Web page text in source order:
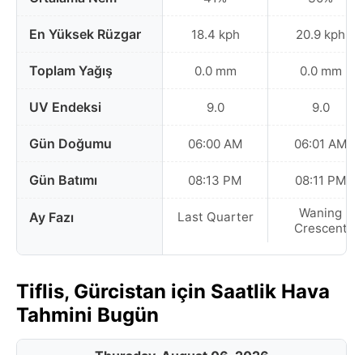
En Yüksek Rüzgar
Toplam Yağış
UV Endeksi
Gün Doğumu
Gün Batımı
Ay Fazı
18.4 kph
0.0 mm
9.0
06:00 AM
08:13 PM
Last Quarter
20.9 kph
0.0 mm
9.0
06:01 AM
08:11 PM
Waning
Crescent
Tiflis, Gürcistan için Saatlik Hava
Tahmini Bugün